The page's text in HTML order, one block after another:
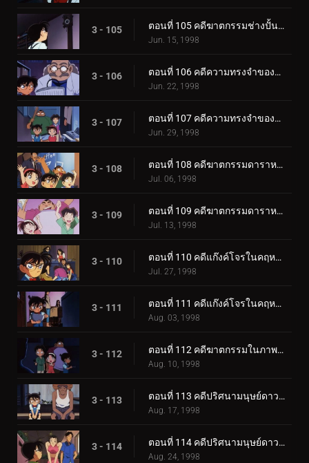
3 - 105 ตอนที่ 105 คดีฆาตกรรมช่างปั้นดินเผาชื่อดัง (ตอนจบ)
Jun. 15, 1998
3 - 106 ตอนที่ 106 คดีความทรงจำของรักครั้งแรก (ตอนแรก)
Jun. 22, 1998
3 - 107 ตอนที่ 107 คดีความทรงจำของรักครั้งแรก (ตอนจบ)
Jun. 29, 1998
3 - 108 ตอนที่ 108 คดีฆาตกรรมดาราหลังย้อนยุค (ตอนแรก)
Jul. 06, 1998
3 - 109 ตอนที่ 109 คดีฆาตกรรมดาราหลังย้อนยุค (ตอนจบ)
Jul. 13, 1998
3 - 110 ตอนที่ 110 คดีแก๊งค์โจรในคฤหาสน์ปริศนา (ตอนแรก)
Jul. 27, 1998
3 - 111 ตอนที่ 111 คดีแก๊งค์โจรในคฤหาสน์ปริศนา (ตอนจบ)
Aug. 03, 1998
3 - 112 ตอนที่ 112 คดีฆาตกรรมในภาพเด็ด
Aug. 10, 1998
3 - 113 ตอนที่ 113 คดีปริศนามนุษย์ดาวตัวตุ่น (ตอนแรก)
Aug. 17, 1998
3 - 114 ตอนที่ 114 คดีปริศนามนุษย์ดาวตัวตุ่น (ตอนจบ)
Aug. 24, 1998